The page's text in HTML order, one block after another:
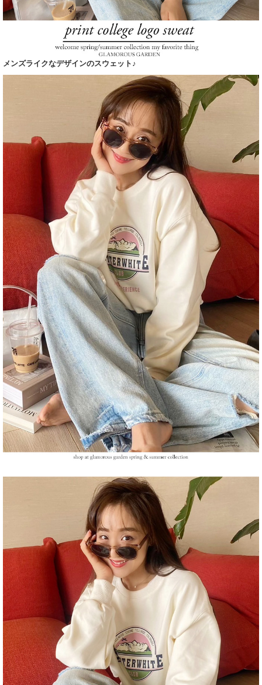
メンズライクなデザインのスウェット♪